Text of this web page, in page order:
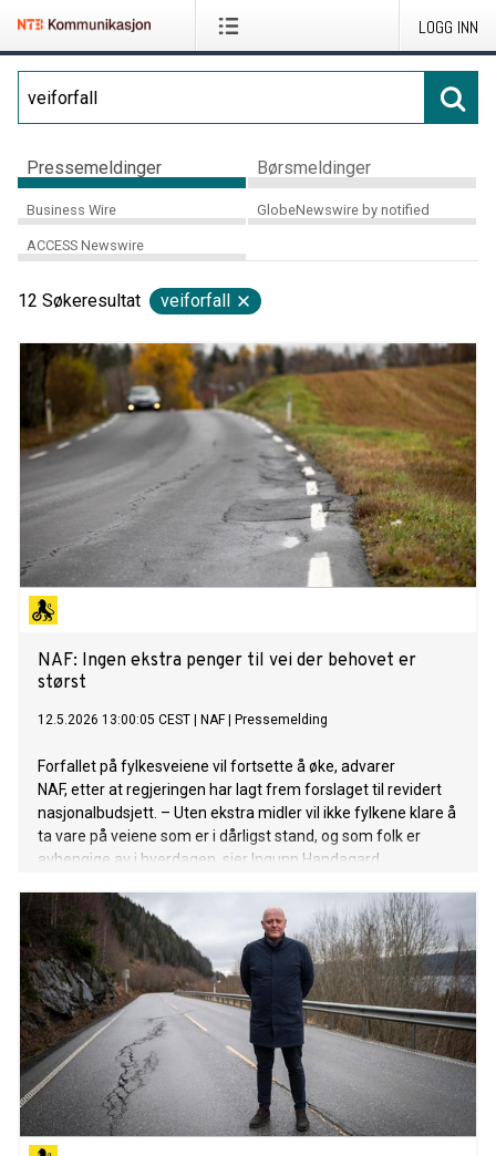
LOGG INN
Pressemeldinger Børsmeldinger
Business Wire GlobeNewswire by notified
ACCESS Newswire
12 Søkeresultat veiforfall
NAF: Ingen ekstra penger til vei der behovet er
størst
12.5.2026 13:00:05 CEST NAF| Pressemelding
Forfallet på fylkesveiene vil fortsette å øke, advarer
NAF, etter at regjeringen har lagt frem forslaget til revidert
nasjonalbudsjett. – Uten ekstra midler vil ikke fylkene klare å
ta vare på veiene som er i dårligst stand, og som folk er
avhengige av i hverdagen, sier Ingunn Handagard,